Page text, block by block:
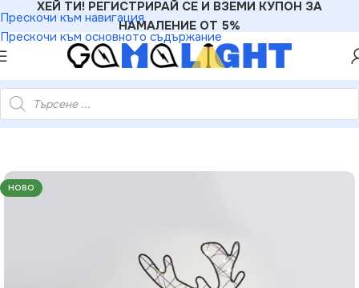
Прескочи към навигация
Прескочи към основното съдържание
ХЕЙ ТИ! РЕГИСТРИРАЙ СЕ И ВЗЕМИ КУПОН ЗА
НАМАЛЕНИЕ ОТ 5%
мини топли LED сребърна тел бат. (3×AA) IP20 25×5×30см
НОВО